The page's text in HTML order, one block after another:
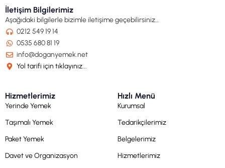
İletişim Bilgilerimiz
Aşağıdaki bilgilerle bizimle iletişime geçebilirsiniz…
0212 549 19 14
0535 680 81 19
info@doganyemek.net
Yol tarifi için tıklayınız...
Hizmetlerimiz
Yerinde Yemek
Taşımalı Yemek
Paket Yemek
Davet ve Organizasyon
Hızlı Menü
Kurumsal
Tedarikçilerimiz
Belgelerimiz
Hizmetlerimiz